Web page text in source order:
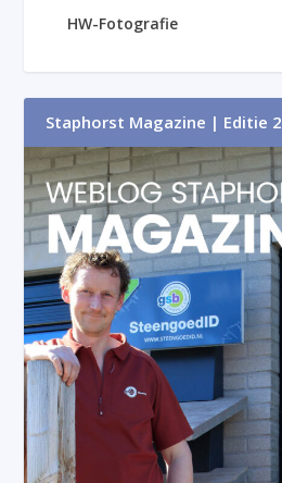
HW-Fotografie
Staphorst Magazine | Editie 2